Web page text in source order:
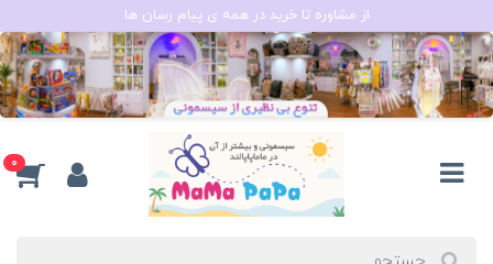
از مشاوره تا خرید در همه ی پیام رسان ها
0